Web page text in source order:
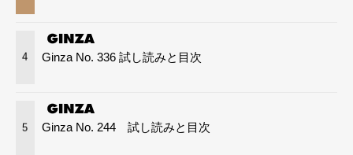
4 Ginza No. 336 試し読みと目次
5 Ginza No. 244 試し読みと目次